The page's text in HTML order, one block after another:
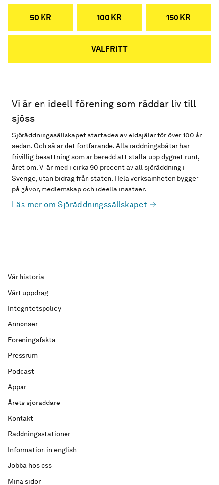
50 KR 100 KR 150 KR
VALFRITT
Vi är en ideell förening som räddar liv till
sjöss
Sjöräddningssällskapet startades av eldsjälar för över 100 år
sedan. Och så är det fortfarande. Alla räddningsbåtar har
frivillig besättning som är beredd att ställa upp dygnet runt,
året om. Vi är med i cirka 90 procent av all sjöräddning i
Sverige, utan bidrag från staten. Hela verksamheten bygger
på gåvor, medlemskap och ideella insatser.
Läs mer om Sjöräddningssällskapet
Vår historia
Vårt uppdrag
Integritetspolicy
Annonser
Föreningsfakta
Pressrum
Podcast
Appar
Årets sjöräddare
Kontakt
Räddningsstationer
Information in english
Jobba hos oss
Mina sidor